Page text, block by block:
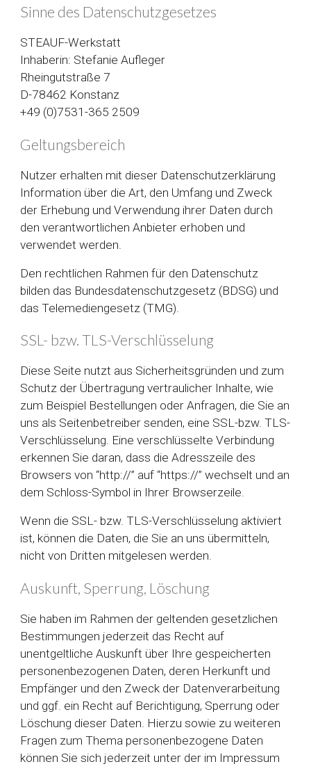
Sinne des Datenschutzgesetzes
STEAUF-Werkstatt
Inhaberin: Stefanie Aufleger
Rheingutstraße 7
D-78462 Konstanz
+49 (0)7531-365 2509
Geltungsbereich
Nutzer erhalten mit dieser Datenschutzerklärung
Information über die Art, den Umfang und Zweck
der Erhebung und Verwendung ihrer Daten durch
den verantwortlichen Anbieter erhoben und
verwendet werden.
Den rechtlichen Rahmen für den Datenschutz
bilden das Bundesdatenschutzgesetz (BDSG) und
das Telemediengesetz (TMG).
SSL- bzw. TLS-Verschlüsselung
Diese Seite nutzt aus Sicherheitsgründen und zum
Schutz der Übertragung vertraulicher Inhalte, wie
zum Beispiel Bestellungen oder Anfragen, die Sie an
uns als Seitenbetreiber senden, eine SSL-bzw. TLS-
Verschlüsselung. Eine verschlüsselte Verbindung
erkennen Sie daran, dass die Adresszeile des
Browsers von “http://” auf “https://” wechselt und an
dem Schloss-Symbol in Ihrer Browserzeile.
Wenn die SSL- bzw. TLS-Verschlüsselung aktiviert
ist, können die Daten, die Sie an uns übermitteln,
nicht von Dritten mitgelesen werden.
Auskunft, Sperrung, Löschung
Sie haben im Rahmen der geltenden gesetzlichen
Bestimmungen jederzeit das Recht auf
unentgeltliche Auskunft über Ihre gespeicherten
personenbezogenen Daten, deren Herkunft und
Empfänger und den Zweck der Datenverarbeitung
und ggf. ein Recht auf Berichtigung, Sperrung oder
Löschung dieser Daten. Hierzu sowie zu weiteren
Fragen zum Thema personenbezogene Daten
können Sie sich jederzeit unter der im Impressum